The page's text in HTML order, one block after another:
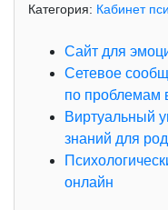
Категория: Кабинет
Сайт для
Сетевое
по проблемам
Виртуальный
знаний для
онлайн